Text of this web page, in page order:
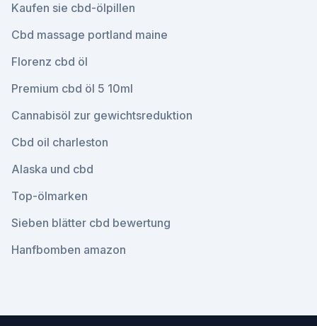
Kaufen sie cbd-ölpillen
Cbd massage portland maine
Florenz cbd öl
Premium cbd öl 5 10ml
Cannabisöl zur gewichtsreduktion
Cbd oil charleston
Alaska und cbd
Top-ölmarken
Sieben blätter cbd bewertung
Hanfbomben amazon